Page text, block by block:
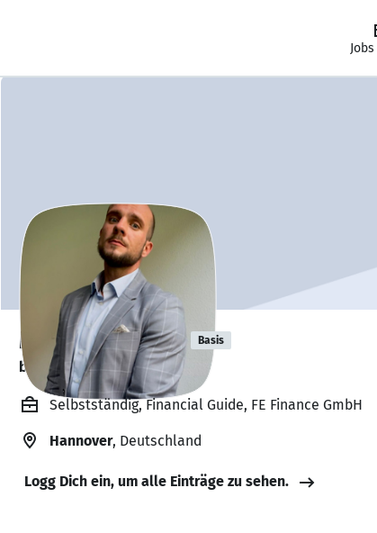
Marcel Quante Basis
bildet sich zurzeit weiter. 🎓
Selbstständig, Financial Guide, FE Finance GmbH
Hannover, Deutschland
Logg Dich ein, um alle Einträge zu sehen.